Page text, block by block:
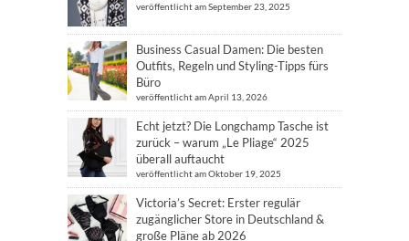
veröffentlicht am September 23, 2025
Business Casual Damen: Die besten
Outfits, Regeln und Styling-Tipps fürs
Büro
veröffentlicht am April 13, 2026
Echt jetzt? Die Longchamp Tasche ist
zurück – warum „Le Pliage“ 2025
überall auftaucht
veröffentlicht am Oktober 19, 2025
Victoria’s Secret: Erster regulär
zugänglicher Store in Deutschland &
große Pläne ab 2026